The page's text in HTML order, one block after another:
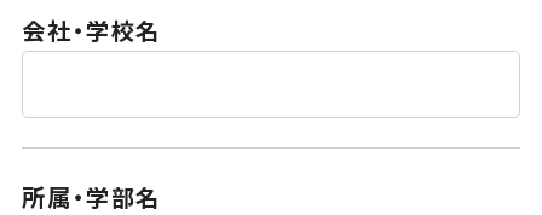
会社・学校名
所属・学部名